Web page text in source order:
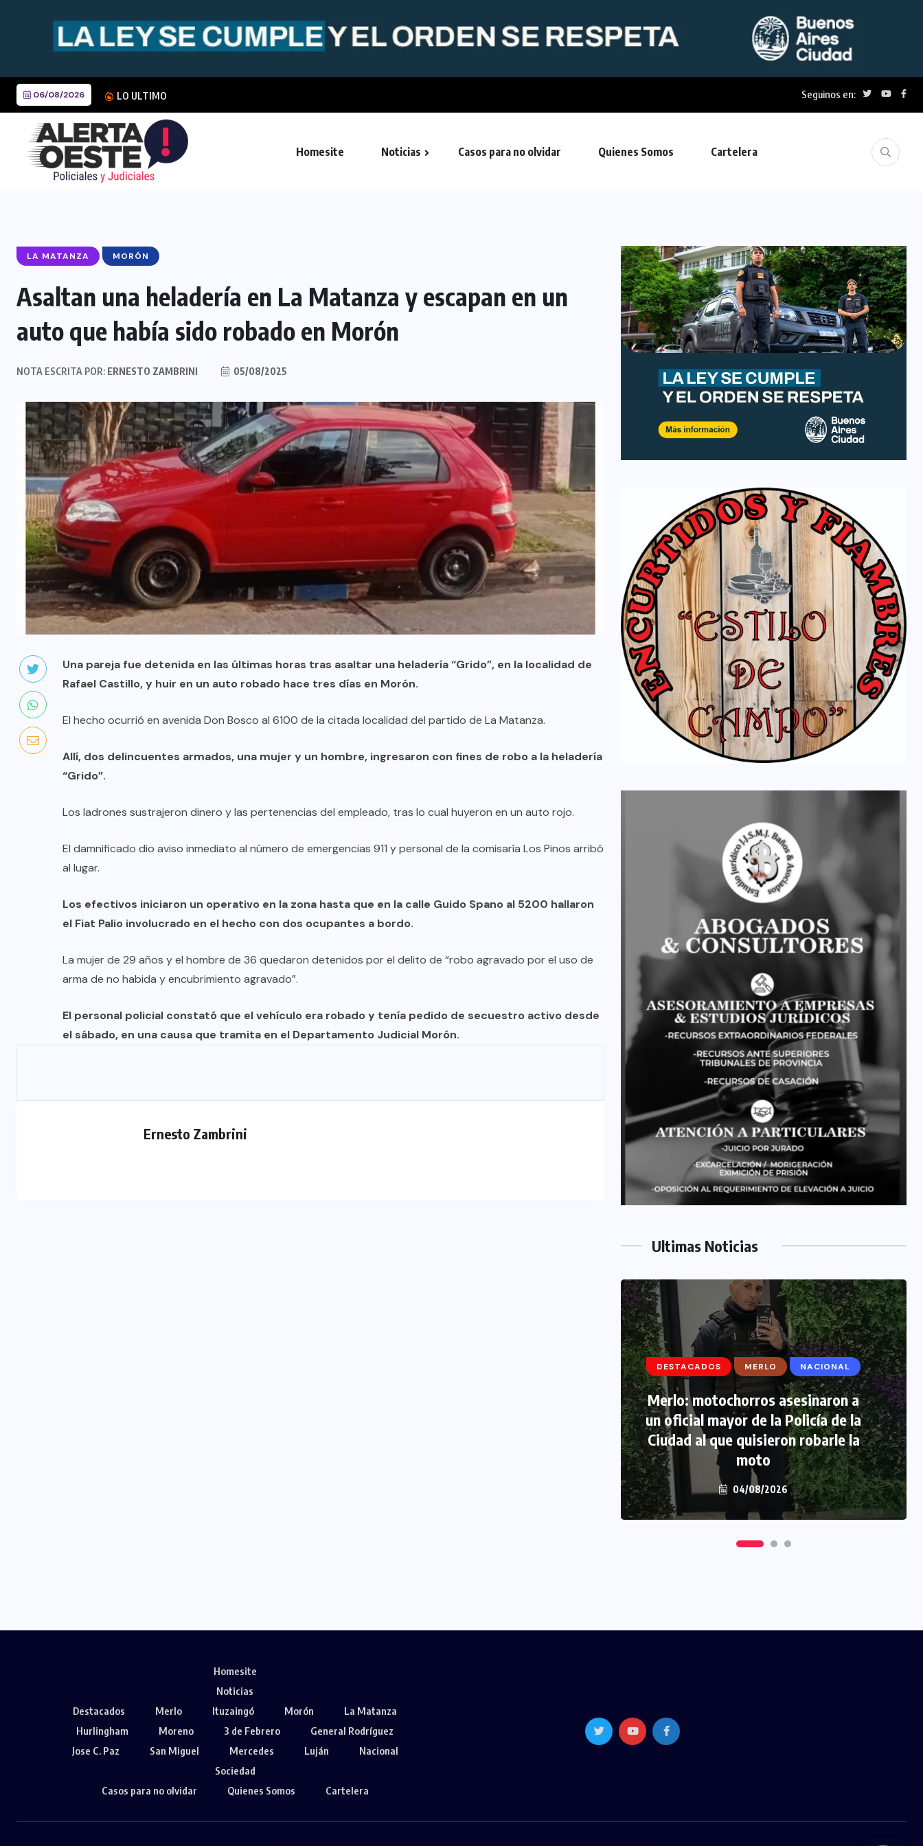
06/08/2026 LO ULTIMO Seguinos en:
Homesite Noticias Casos para no olvidar Quienes Somos Cartelera
LA MATANZA MORÓN
Asaltan una heladería en La Matanza y escapan en un
auto que había sido robado en Morón
NOTA ESCRITA POR: ERNESTO ZAMBRINI 05/08/2025
Una pareja fue detenida en las últimas horas tras asaltar una heladería “Grido”, en la localidad de
Rafael Castillo, y huir en un auto robado hace tres días en Morón.
El hecho ocurrió en avenida Don Bosco al 6100 de la citada localidad del partido de La Matanza.
Allí, dos delincuentes armados, una mujer y un hombre, ingresaron con fines de robo a la heladería
“Grido”.
Los ladrones sustrajeron dinero y las pertenencias del empleado, tras lo cual huyeron en un auto rojo.
El damnificado dio aviso inmediato al número de emergencias 911 y personal de la comisaría Los Pinos arribó
al lugar.
Los efectivos iniciaron un operativo en la zona hasta que en la calle Guido Spano al 5200 hallaron
el Fiat Palio involucrado en el hecho con dos ocupantes a bordo.
La mujer de 29 años y el hombre de 36 quedaron detenidos por el delito de “robo agravado por el uso de
arma de no habida y encubrimiento agravado”.
El personal policial constató que el vehículo era robado y tenía pedido de secuestro activo desde
el sábado, en una causa que tramita en el Departamento Judicial Morón.
Ernesto Zambrini
Ultimas Noticias
DESTACADOS MERLO NACIONAL
Merlo: motochorros asesinaron a
un oficial mayor de la Policía de la
Ciudad al que quisieron robarle la
moto
04/08/2026
DESTACADOS MERLO MORÓN
Morón: se negó a declarar la
funcionaria narco y seguirá
detenida camino a prisión
preventiva
04/08/2026
Homesite
Noticias
Destacados
Merlo Ituzaingó Morón
La Matanza
Hurlingham
Moreno 3 de Febrero
General Rodríguez
Jose C. Paz
San Miguel Mercedes Luján
Nacional
Sociedad
Casos para no olvidar
Quienes Somos Cartelera